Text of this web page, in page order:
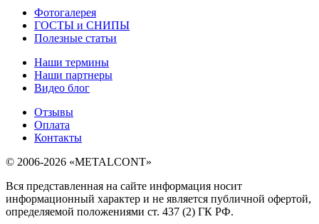
Фотогалерея
ГОСТЫ и СНИПЫ
Полезные статьи
Наши термины
Наши партнеры
Видео блог
Отзывы
Оплата
Контакты
© 2006-2026 «METALCONT»
Вся представленная на сайте информация носит
информационный характер и не является публичной офертой,
определяемой положениями ст. 437 (2) ГК РФ.